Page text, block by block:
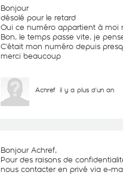
Bonjour
désolé pour le retard
Oui ce numéro appartient à moi
Bon, le temps passe vite, je
C'était mon numéro depuis
merci beaucoup
Achref il y a plus d'un an
Bonjour Achref,
Pour des raisons de
nous contacter en privé via e-